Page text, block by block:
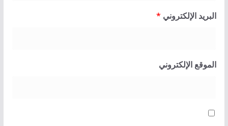
البريد الإلكتروني *
الموقع الإلكتروني